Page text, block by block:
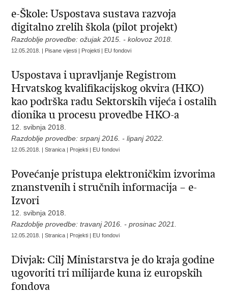
e-Škole: Uspostava sustava razvoja
digitalno zrelih škola (pilot projekt)
Razdoblje provedbe: ožujak 2015. - kolovoz 2018.
12.05.2018. | Pisane vijesti | Projekti | EU fondovi
Uspostava i upravljanje Registrom
Hrvatskog kvalifikacijskog okvira (HKO)
kao podrška radu Sektorskih vijeća i ostalih
dionika u procesu provedbe HKO-a
12. svibnja 2018.
Razdoblje provedbe: srpanj 2016. - lipanj 2022.
12.05.2018. | Stranica | Projekti | EU fondovi
Povećanje pristupa elektroničkim izvorima
znanstvenih i stručnih informacija – e-
Izvori
12. svibnja 2018.
Razdoblje provedbe: travanj 2016. - prosinac 2021.
12.05.2018. | Stranica | Projekti | EU fondovi
Divjak: Cilj Ministarstva je do kraja godine
ugovoriti tri milijarde kuna iz europskih
fondova